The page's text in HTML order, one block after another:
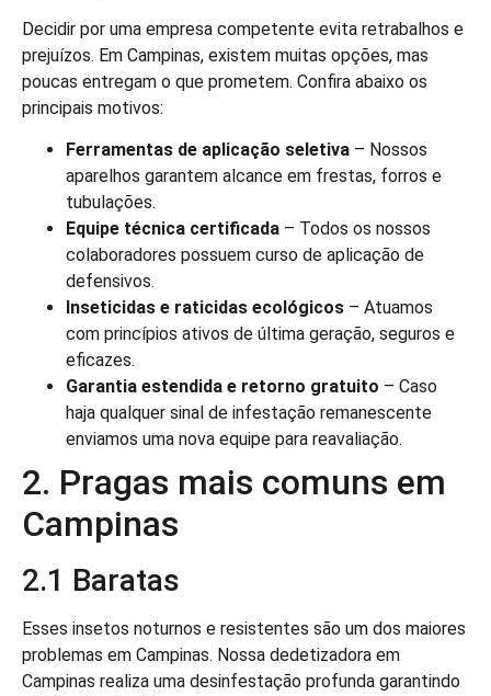
Decidir por uma empresa competente evita retrabalhos e
prejuízos. Em Campinas, existem muitas opções, mas
poucas entregam o que prometem. Confira abaixo os
principais motivos:
Ferramentas de aplicação seletiva – Nossos
aparelhos garantem alcance em frestas, forros e
tubulações.
Equipe técnica certificada – Todos os nossos
colaboradores possuem curso de aplicação de
defensivos.
Inseticidas e raticidas ecológicos – Atuamos
com princípios ativos de última geração, seguros e
eficazes.
Garantia estendida e retorno gratuito – Caso
haja qualquer sinal de infestação remanescente
enviamos uma nova equipe para reavaliação.
2. Pragas mais comuns em
Campinas
2.1 Baratas
Esses insetos noturnos e resistentes são um dos maiores
problemas em Campinas. Nossa dedetizadora em
Campinas realiza uma desinfestação profunda garantindo